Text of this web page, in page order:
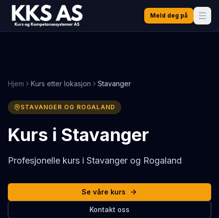
Meld deg på
Hjem Kurs etter lokasjon Stavanger
STAVANGER OG ROGALAND
Kurs i Stavanger
Profesjonelle kurs i Stavanger og Rogaland
Se våre kurs
Kontakt oss